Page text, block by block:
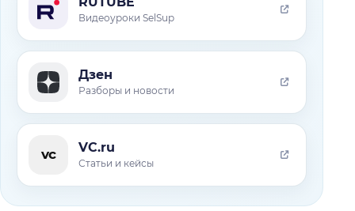
Видеоуроки SelSup
Дзен
Разборы и новости
vc VC.ru
Статьи и кейсы